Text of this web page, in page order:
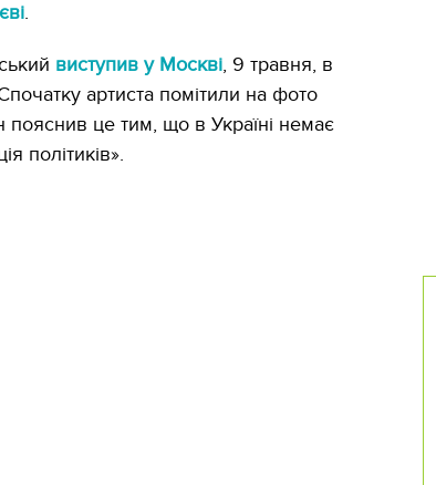
.
виступив у Москві, 9 травня, в
артиста помітили на фото
пояснив це тим, що в Україні немає
політиків».